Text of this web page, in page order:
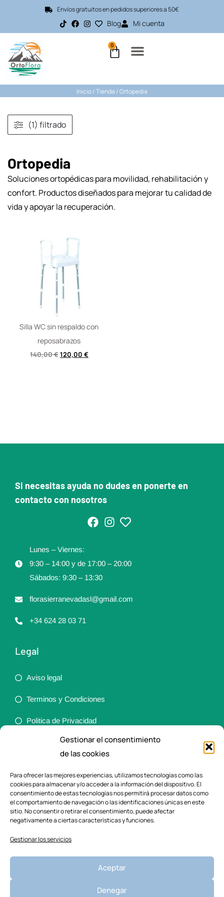
Gestionar el consentimiento
de las cookies
Para ofrecer las mejores experiencias, utilizamos tecnologías como las
cookies para almacenar y/o acceder a la información del dispositivo. El
consentimiento de estas tecnologías nos permitirá procesar datos como
el comportamiento de navegación o las identificaciones únicas en este
sitio. No consentir o retirar el consentimiento, puede afectar
negativamente a ciertas características y funciones.
Gestionar los servicios
Aceptar
Denegar
Envíos gratuitos en pedidos superiores a 50€
Blog Mi cuenta
0
Inicio/Tienda / Ortopedia
(1) filtrado
Ortopedia
Soluciones ortopédicas para movilidad, rehabilitación y
confort. Productos diseñados para mejorar tu calidad de
vida y apoyar la recuperación.
Silla WC sin respaldo con
reposabrazos
140,00€120,00 €
Si necesitas ayuda no dudes en ponerte en
contacto con nosotros
Lunes – Viernes:
9:30 – 14:00 y de 17:00 – 20:00
Sábados: 9:30 – 13:30
florasierranevadasl@gmail.com
+34 624 28 03 71
Legal
Aviso legal
Terminos y Condiciones
Politica de Privacidad
Política de cookies (UE)
Ortopedia
Ayudas a la vida diaria
Deporte y Rehabilitación